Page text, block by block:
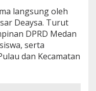
langsung oleh
Deaysa. Turut
DPRD Medan
serta
dan Kecamatan